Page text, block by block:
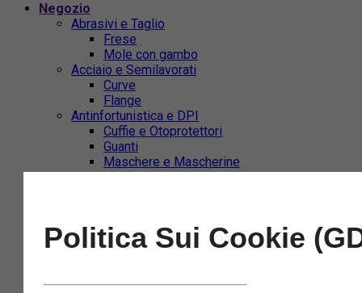
Negozio
Abrasivi e Taglio
Frese
Mole con gambo
Acciaio e Semilavorati
Curve
Flange
Antinfortunistica e DPI
Cuffie e Otoprotettori
Guanti
Maschere e Mascherine
Occhiali
Collari di Serraggio
Tubi e Manicotti in Silicone
Politica Sui Cookie